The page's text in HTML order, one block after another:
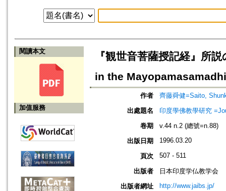
閱讀本文
加值服務
『観世音菩薩授記経』所
in the
作者
齊藤舜健=Saito,
出處題名
印度學佛教學研究
卷期
v.44 n.2 (總號=n.88)
出版日期
1996.03.20
頁次 507 - 511
出版者
日本印度学仏教学会
出版者網址
http://www.jaibs.jp/